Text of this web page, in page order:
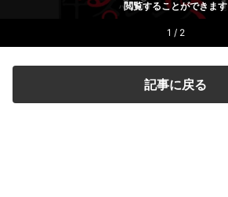
閲覧することができます
1 / 2
記事に戻る